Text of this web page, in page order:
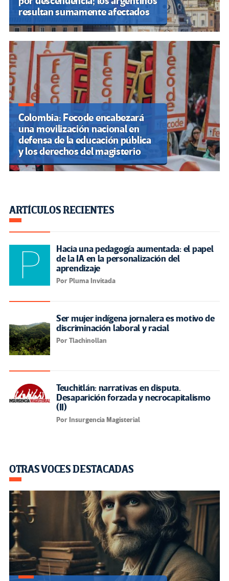
resultan sumamente afectados
Colombia: Fecode encabezará
una movilización nacional en
defensa de la educación pública
y los derechos del magisterio
ARTÍCULOS RECIENTES
Hacia una pedagogía aumentada: el papel
de la IA en la personalización del
aprendizaje
Por Pluma Invitada
Ser mujer indígena jornalera es motivo de
discriminación laboral y racial
Por Tlachinollan
Teuchitlán: narrativas en disputa.
Desaparición forzada y necrocapitalismo
(II)
Por Insurgencia Magisterial
OTRAS VOCES DESTACADAS